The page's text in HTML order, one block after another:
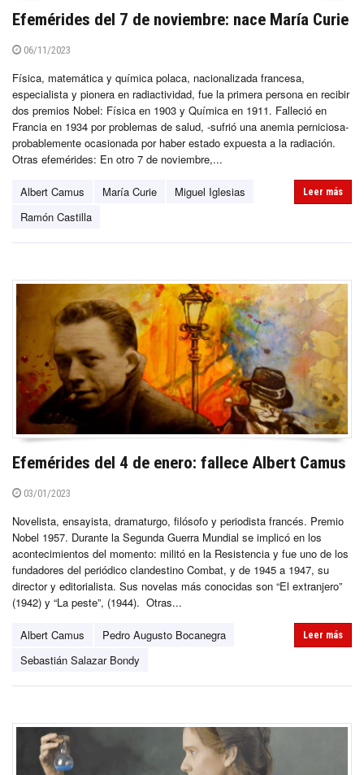
Efemérides del 7 de noviembre: nace María Curie
06/11/2023
Física, matemática y química polaca, nacionalizada francesa,
especialista y pionera en radiactividad, fue la primera persona en recibir
dos premios Nobel: Física en 1903 y Química en 1911. Falleció en
Francia en 1934 por problemas de salud, -sufrió una anemia perniciosa-
probablemente ocasionada por haber estado expuesta a la radiación.
Otras efemérides: En otro 7 de noviembre,...
Albert Camus María Curie
Miguel Iglesias
Ramón Castilla
Leer más
Efemérides del 4 de enero: fallece Albert Camus
03/01/2023
Novelista, ensayista, dramaturgo, filósofo y periodista francés. Premio
Nobel 1957. Durante la Segunda Guerra Mundial se implicó en los
acontecimientos del momento: militó en la Resistencia y fue uno de los
fundadores del periódico clandestino Combat, y de 1945 a 1947, su
director y editorialista. Sus novelas más conocidas son “El extranjero”
(1942) y “La peste”, (1944). Otras...
Albert Camus
Pedro Augusto Bocanegra
Sebastián Salazar Bondy
Leer más